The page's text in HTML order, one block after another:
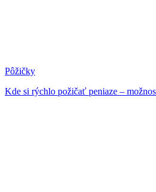
Pôžičky
Kde si rýchlo požičať peniaze –